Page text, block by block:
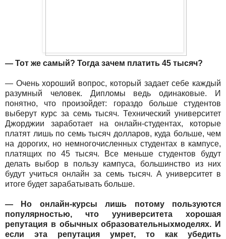
— Тот же самый? Тогда зачем платить 45 тысяч?
— Очень хороший вопрос, который задает себе каждый
разумный человек. Дипломы ведь одинаковые. И
понятно, что произойдет: гораздо больше студентов
выберут курс за семь тысяч. Технический университет
Джорджии заработает на онлайн-студентах, которые
платят лишь по семь тысяч долларов, куда больше, чем
на дорогих, но немногочисленных студентах в кампусе,
платящих по 45 тысяч. Все меньше студентов будут
делать выбор в пользу кампуса, большинство из них
будут учиться онлайн за семь тысяч. А университет в
итоге будет зарабатывать больше.
— Но онлайн-курсы лишь потому пользуются
популярностью, что ууниверситета хорошая
репутация в обычных образовательныхмоделях. И
если эта репутация умрет, то как убедить